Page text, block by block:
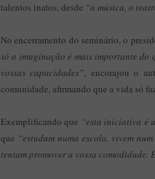
talentos inatos, desde “a música, o
No encerramento do seminário, o
só a imaginação é mais importante do
vossas capacidades”, encorajou o
comunidade, afirmando que a vida só
Exemplificando que “esta iniciativa é
que “estudam numa escola, vivem
tentam promover a vossa comodidade.